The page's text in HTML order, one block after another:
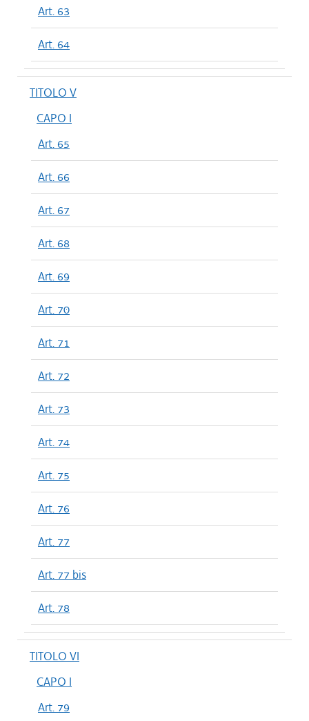
Art. 63
Art. 64
TITOLO V
CAPO I
Art. 65
Art. 66
Art. 67
Art. 68
Art. 69
Art. 70
Art. 71
Art. 72
Art. 73
Art. 74
Art. 75
Art. 76
Art. 77
Art. 77 bis
Art. 78
TITOLO VI
CAPO I
Art. 79